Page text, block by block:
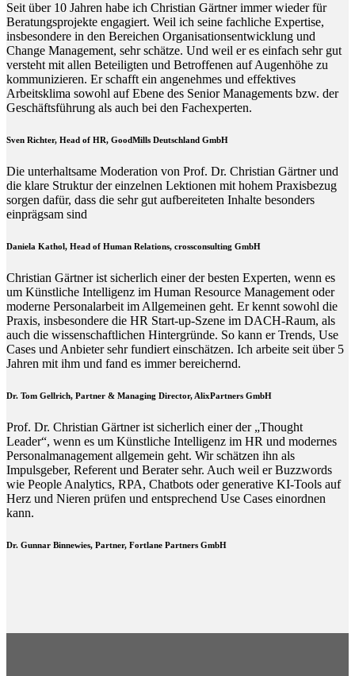
Seit über 10 Jahren habe ich Christian Gärtner immer wieder für
Beratungsprojekte engagiert. Weil ich seine fachliche Expertise,
insbesondere in den Bereichen Organisationsentwicklung und
Change Management, sehr schätze. Und weil er es einfach sehr gut
versteht mit allen Beteiligten und Betroffenen auf Augenhöhe zu
kommunizieren. Er schafft ein angenehmes und effektives
Arbeitsklima sowohl auf Ebene des Senior Managements bzw. der
Geschäftsführung als auch bei den Fachexperten.
Sven Richter, Head of HR, GoodMills Deutschland GmbH
Die unterhaltsame Moderation von Prof. Dr. Christian Gärtner und
die klare Struktur der einzelnen Lektionen mit hohem Praxisbezug
sorgen dafür, dass die sehr gut aufbereiteten Inhalte besonders
einprägsam sind
Daniela Kathol, Head of Human Relations, crossconsulting GmbH
Christian Gärtner ist sicherlich einer der besten Experten, wenn es
um Künstliche Intelligenz im Human Resource Management oder
moderne Personalarbeit im Allgemeinen geht. Er kennt sowohl die
Praxis, insbesondere die HR Start-up-Szene im DACH-Raum, als
auch die wissenschaftlichen Hintergründe. So kann er Trends, Use
Cases und Anbieter sehr fundiert einschätzen. Ich arbeite seit über 5
Jahren mit ihm und fand es immer bereichernd.
Dr. Tom Gellrich, Partner & Managing Director, AlixPartners GmbH
Prof. Dr. Christian Gärtner ist sicherlich einer der „Thought
Leader“, wenn es um Künstliche Intelligenz im HR und modernes
Personalmanagement allgemein geht. Wir schätzen ihn als
Impulsgeber, Referent und Berater sehr. Auch weil er Buzzwords
wie People Analytics, RPA, Chatbots oder generative KI-Tools auf
Herz und Nieren prüfen und entsprechend Use Cases einordnen
kann.
Dr. Gunnar Binnewies, Partner, Fortlane Partners GmbH